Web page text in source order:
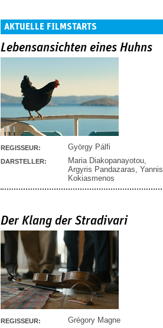
AKTUELLE FILMSTARTS
Lebensansichten eines Huhns
REGISSEUR: György Pálfi
DARSTELLER: Maria Diakopanayotou
Argyris Pandazaras Yannis
Kokiasmenos
Der Klang der Stradivari
REGISSEUR: Grégory Magne